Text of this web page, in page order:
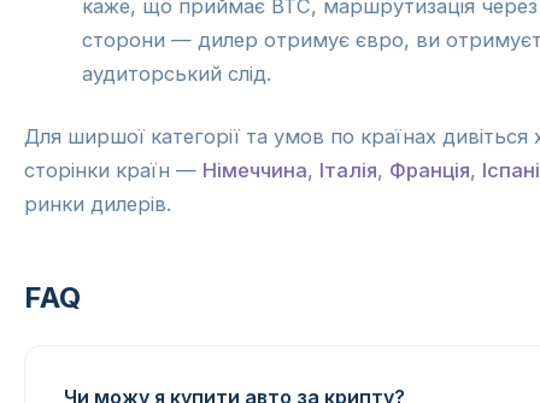
каже, що приймає BTC, маршрутизація
сторони — дилер отримує євро, ви
аудиторський слід.
Для ширшої категорії та умов по країнах дивіться
сторінки країн — Німеччина, Італія, Франція,
ринки дилерів.
FAQ
Чи можу я купити авто за крипту?